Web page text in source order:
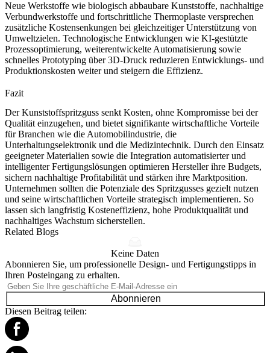
Neue Werkstoffe wie biologisch abbaubare Kunststoffe, nachhaltige
Verbundwerkstoffe und fortschrittliche Thermoplaste versprechen
zusätzliche Kostensenkungen bei gleichzeitiger Unterstützung von
Umweltzielen. Technologische Entwicklungen wie KI-gestützte
Prozessoptimierung, weiterentwickelte Automatisierung sowie
schnelles Prototyping über3D-Druck reduzieren Entwicklungs- und
Produktionskosten weiter und steigern die Effizienz.
Fazit
Der Kunststoffspritzguss senkt Kosten, ohne Kompromisse bei der
Qualität einzugehen, und bietet signifikante wirtschaftliche Vorteile
für Branchen wie die Automobilindustrie, die
Unterhaltungselektronik und die Medizintechnik. Durch den Einsatz
geeigneter Materialien sowie die Integration automatisierter und
intelligenter Fertigungslösungen optimieren Hersteller ihre Budgets,
sichern nachhaltige Profitabilität und stärken ihre Marktposition.
Unternehmen sollten die Potenziale des Spritzgusses gezielt nutzen
und seine wirtschaftlichen Vorteile strategisch implementieren. So
lassen sich langfristig Kosten­effizienz, hohe Produktqualität und
nachhaltiges Wachstum sicherstellen.
Related Blogs
Keine Daten
Abonnieren Sie, um professionelle Design- und Fertigungstipps in
Ihren Posteingang zu erhalten.
Abonnieren
Diesen Beitrag teilen: